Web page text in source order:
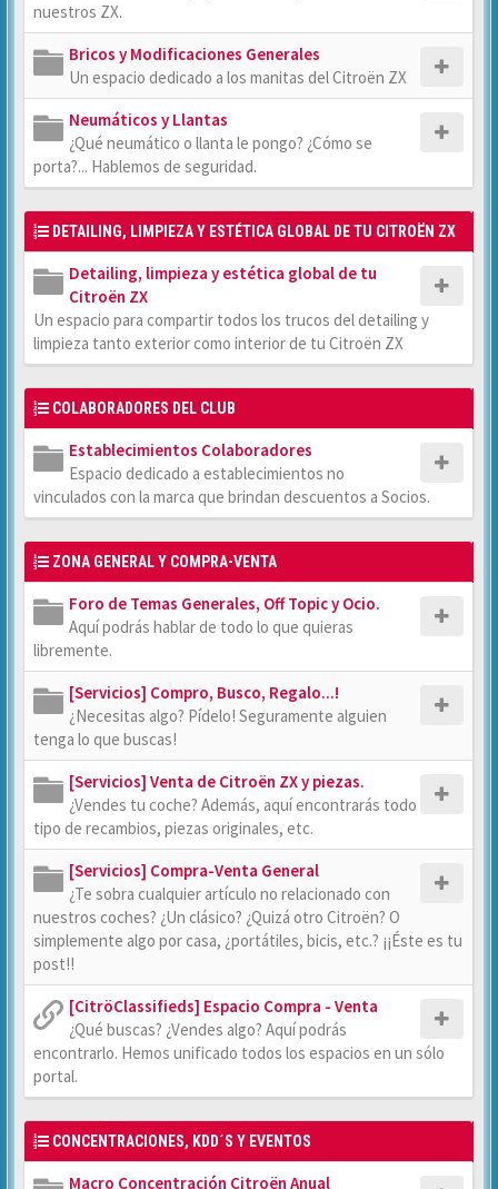
nuestros ZX.
Bricos y Modificaciones Generales
Un espacio dedicado a los manitas del Citroën ZX
Neumáticos y Llantas
¿Qué neumático o llanta le pongo? ¿Cómo se
porta?... Hablemos de seguridad.
DETAILING, LIMPIEZA Y ESTÉTICA GLOBAL DE TU CITROËN ZX
Detailing, limpieza y estética global de tu
Citroën ZX
Un espacio para compartir todos los trucos del detailing y
limpieza tanto exterior como interior de tu Citroën ZX
COLABORADORES DEL CLUB
Establecimientos Colaboradores
Espacio dedicado a establecimientos no
vinculados con la marca que brindan descuentos a Socios.
ZONA GENERAL Y COMPRA-VENTA
Foro de Temas Generales, Off Topic y Ocio.
Aquí podrás hablar de todo lo que quieras
libremente.
[Servicios] Compro, Busco, Regalo...!
¿Necesitas algo? Pídelo! Seguramente alguien
tenga lo que buscas!
[Servicios] Venta de Citroën ZX y piezas.
¿Vendes tu coche? Además, aquí encontrarás todo
tipo de recambios, piezas originales, etc.
[Servicios] Compra-Venta General
¿Te sobra cualquier artículo no relacionado con
nuestros coches? ¿Un clásico? ¿Quizá otro Citroën? O
simplemente algo por casa, ¿portátiles, bicis, etc.? ¡¡Éste es tu
post!!
[CitröClassifieds] Espacio Compra - Venta
¿Qué buscas? ¿Vendes algo? Aquí podrás
encontrarlo. Hemos unificado todos los espacios en un sólo
portal.
CONCENTRACIONES, KDD´S Y EVENTOS
Macro Concentración Citroën Anual